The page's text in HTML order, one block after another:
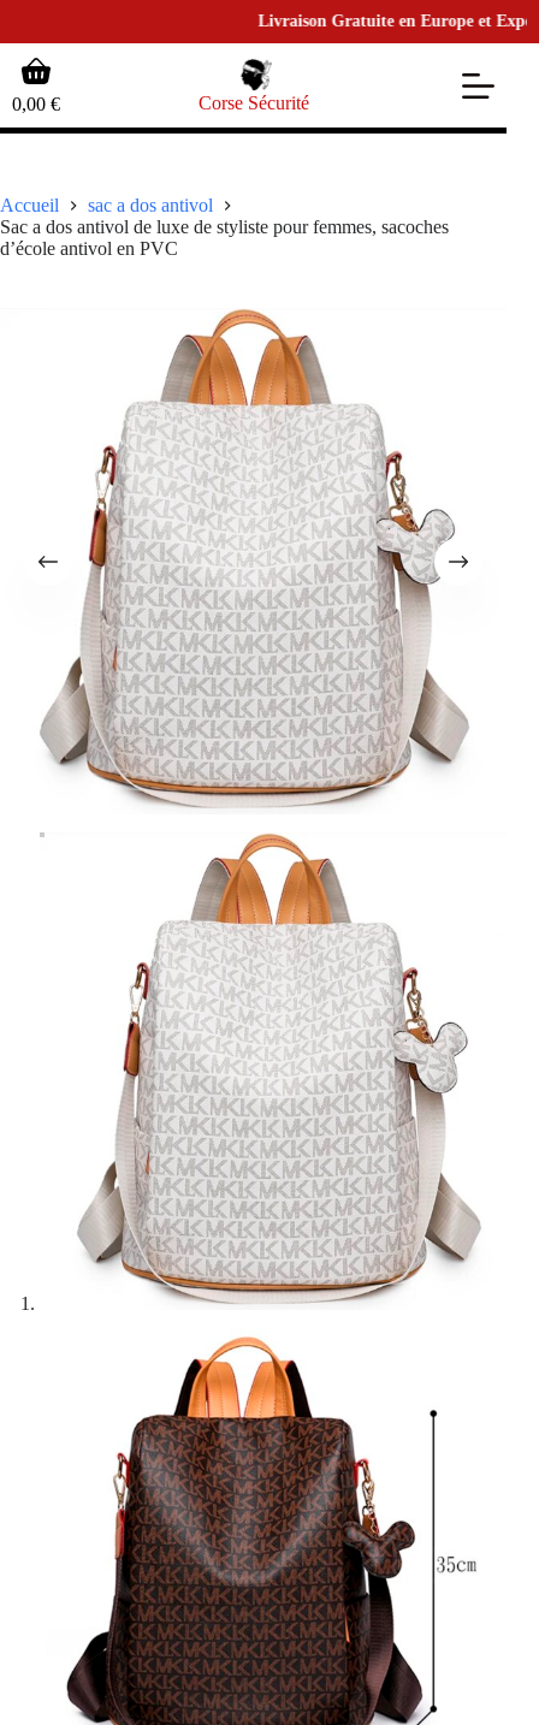
Livraison Gratuite en Europe et
contenu
Panier
d’achat
0,00 € Corse Sécurité
Accueil
sac a dos antivol
Sac a dos antivol de luxe de styliste pour femmes, sacoches
d’école antivol en PVC